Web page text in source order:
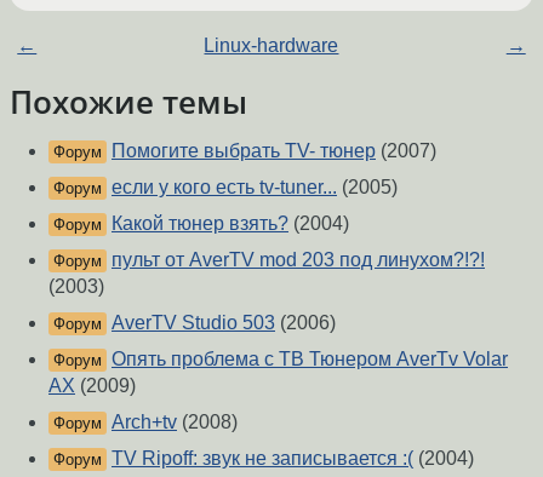
← Linux-hardware →
Похожие темы
Форум Помогите выбрать TV- тюнер (2007)
Форум если у кого есть tv-tuner... (2005)
Форум Какой тюнер взять? (2004)
Форум
пульт от AverTV mod 203 под линухом?!?!
(2003)
Форум AverTV Studio 503 (2006)
Форум Опять проблема с ТВ Тюнером AverTv Volar
AX (2009)
Форум Arch+tv (2008)
Форум TV Ripoff: звук не записывается :( (2004)